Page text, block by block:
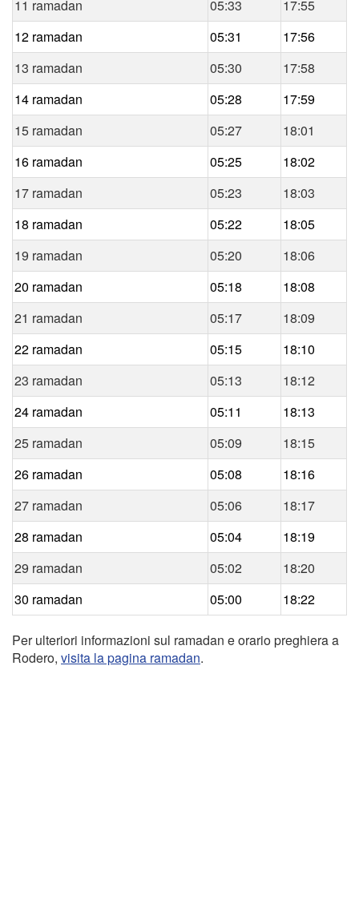
11 ramadan 05:33
17:55
12 ramadan
05:31
17:56
13 ramadan
05:30
17:58
14 ramadan
05:28
17:59
15 ramadan
05:27
18:01
16 ramadan
05:25
18:02
17 ramadan
05:23
18:03
18 ramadan
05:22
18:05
19 ramadan
05:20
18:06
20 ramadan
05:18
18:08
21 ramadan
05:17
18:09
22 ramadan
05:15
18:10
23 ramadan
05:13
18:12
24 ramadan
05:11
18:13
25 ramadan
05:09
18:15
26 ramadan
05:08
18:16
27 ramadan
05:06
18:17
28 ramadan
05:04
18:19
29 ramadan
05:02
18:20
30 ramadan
05:00 18:22
Per ulteriori informazioni sul ramadan e orario preghiera a
Rodero, visita la pagina ramadan.